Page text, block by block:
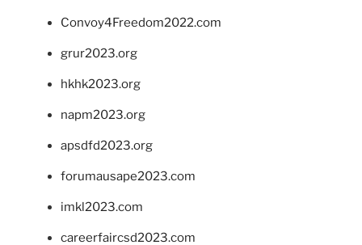
Convoy4Freedom2022.com
grur2023.org
hkhk2023.org
napm2023.org
apsdfd2023.org
forumausape2023.com
imkl2023.com
careerfaircsd2023.com